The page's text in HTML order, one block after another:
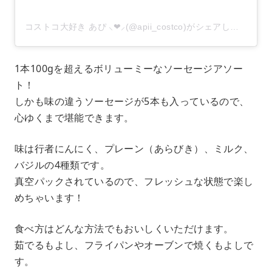
1本100gを超えるボリューミーなソーセージアソー
ト！
しかも味の違うソーセージが5本も入っているので、
心ゆくまで堪能できます。
味は行者にんにく、プレーン（あらびき）、ミルク、
バジルの4種類です。
真空パックされているので、フレッシュな状態で楽し
めちゃいます！
食べ方はどんな方法でもおいしくいただけます。
茹でるもよし、フライパンやオーブンで焼くもよしで
す。